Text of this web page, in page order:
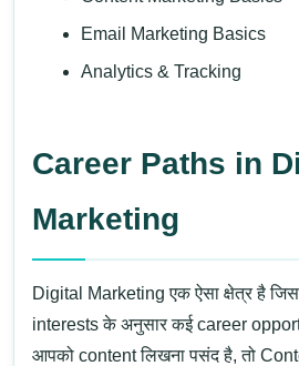
Email Marketing Basics
Analytics & Tracking
Career Paths in
Marketing
Digital Marketing एक ऐसा क्षेत्र है
interests के अनुसार कई career
आपको content लिखना पसंद है, तो